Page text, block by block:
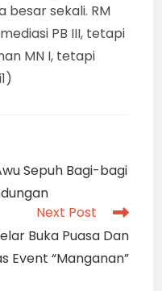
sekali. RM
PB III, tetapi
MN I, tetapi
Sepuh Bagi-bagi
Next Post
Buka Puasa Dan
Event “Manganan”